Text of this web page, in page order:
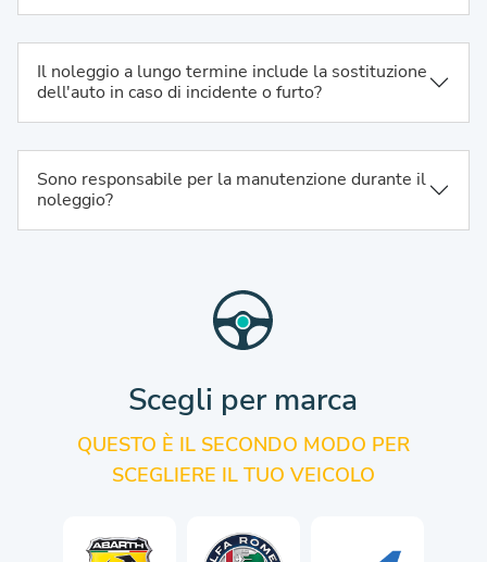
Il noleggio a lungo termine include la sostituzione
dell'auto in caso di incidente o furto?
Sono responsabile per la manutenzione durante il
noleggio?
Scegli per marca
QUESTO È IL SECONDO MODO PER
SCEGLIERE IL TUO VEICOLO